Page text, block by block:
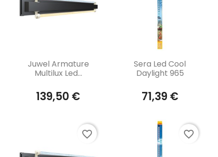
Aperçu rapide
Juwel Armature
Multilux Led...
139,50 €
Aperçu rapide
Sera Led Cool
Daylight 965
71,39 €
favorite_border favorite_border